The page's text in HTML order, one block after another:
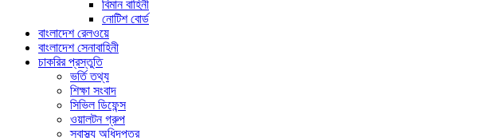
বিমান বাহিনী
নোটিশ বোর্ড
বাংলাদেশ রেলওয়ে
বাংলাদেশ সেনাবাহিনী
চাকরির প্রস্তুতি
ভর্তি তথ্য
শিক্ষা সংবাদ
সিভিল ডিফেন্স
ওয়ালটন গ্রুপ
স্বাস্থ্য অধিদপ্তর